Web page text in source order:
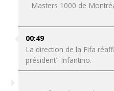
Masters 1000 de
00:49
La direction de la Fifa
président" Infantino.